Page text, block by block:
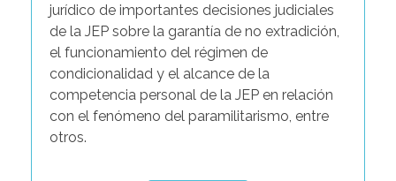
jurídico de importantes decisiones judiciales
de la JEP sobre la garantía de no extradición,
el funcionamiento del régimen de
condicionalidad y el alcance de la
competencia personal de la JEP en relación
con el fenómeno del paramilitarismo, entre
otros.